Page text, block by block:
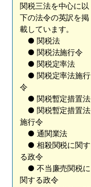
関税三法を中心に以
下の法令の英訳を掲
載しています。
● 関税法
● 関税法施行令
● 関税定率法
● 関税定率法施行
令
● 関税暫定措置法
● 関税暫定措置法
施行令
● 通関業法
● 相殺関税に関す
る政令
● 不当廉売関税に
関する政令